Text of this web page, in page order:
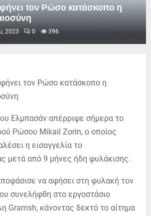
τον Ρώσο κατάσκοπο η
2023 0 396
Ελμπασάν απέρριψε σήμερα το
Ρώσου Mikail Zorin, ο οποίος
η εισαγγελία το
μετά από 9 μήνες ήδη φυλάκισης.
να αφήσει στη φυλακή τον
συνελήφθη στο εργοστάσιο
Gramsh, κάνοντας δεκτό το αίτημα